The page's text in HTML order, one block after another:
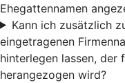
Ehegattennamen
Kann ich zusätzlich
eingetragenen
hinterlegen lassen, der
herangezogen wird?